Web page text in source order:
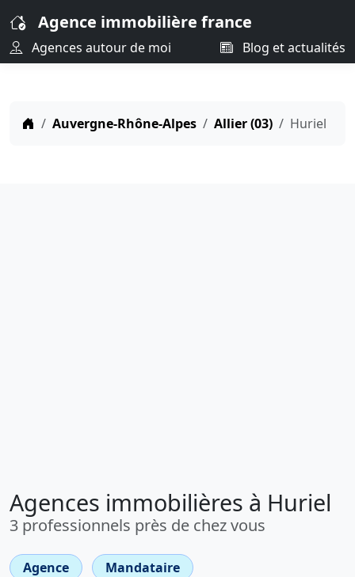
Agence immobilière france
Agences autour de moi Blog et actualités
Auvergne-Rhône-Alpes Allier (03) Huriel
Agences immobilières à Huriel
3 professionnels près de chez vous
Agence
Mandataire